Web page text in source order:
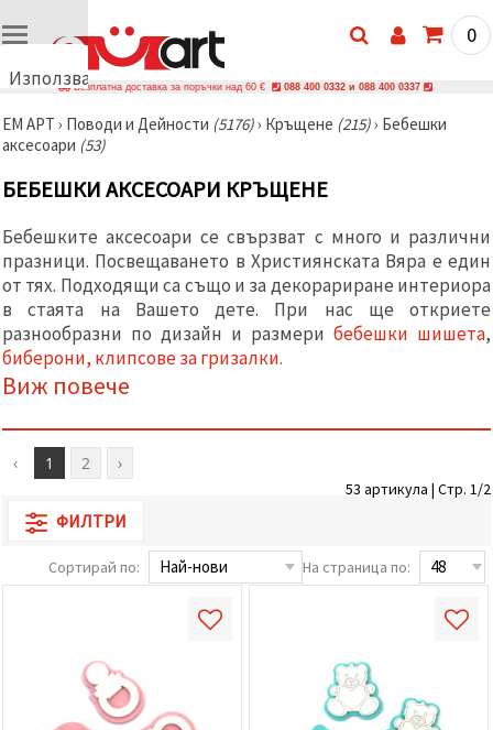
Използваме
🍪
Използваме
и подобни
технологии,
осигурим
правилната
работа на
сайта, да
подобрим
изживяване
и, с твое
съгласие,
да
трафика и
показваме
съдържание
и реклами,
с помощта
на наши
съгласиш
0
Безплатна доставка за поръчки над 60 € 088 400 0332 и 088 400 0337
ЕМ АРТ › Поводи и Дейности (5176)› Кръщене (215)› Бебешки
аксесоари (53)
БЕБЕШКИ АКСЕСОАРИ КРЪЩЕНЕ
Бебешките аксесоари се свързват с много и различни
празници. Посвещаването в Християнската Вяра е един
от тях. Подходящи са също и за декорариране интериора
в стаята на Вашето дете. При нас ще откриете
разнообразни по дизайн и размери бебешки шишета,
биберони, клипсове за гризалки.
Виж повече
‹ 1 2 ›
53 артикула | Стр. 1/2
ФИЛТРИ
Сортирай по: На страница по: